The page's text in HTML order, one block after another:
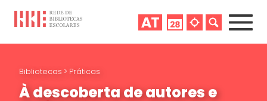
Bibliotecas > Práticas
À descoberta de autores e